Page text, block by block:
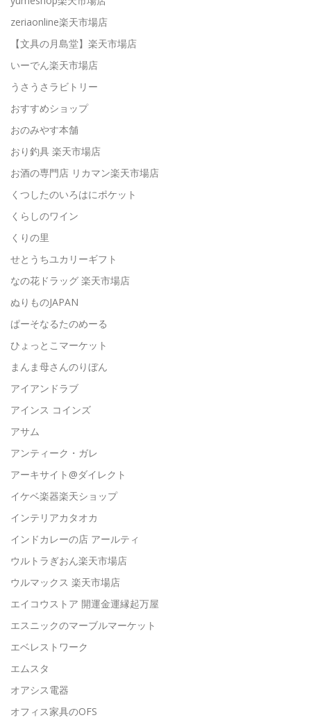
zeriaonline楽天市場店
【文具の月島堂】楽天市場店
いーでん楽天市場店
うさうさラビトリー
おすすめショップ
おのみやす本舗
おり釣具 楽天市場店
お酒の専門店 リカマン楽天市場店
くつしたのいろはにポケット
くらしのワイン
くりの里
せとうちユカリーギフト
なの花ドラッグ 楽天市場店
ぬりものJAPAN
ぱーそなるたのめーる
ひょっとこマーケット
まんま母さんのりぼん
アイアンドラブ
アインス コインズ
アサム
アンティーク・ガレ
アーキサイト@ダイレクト
イケベ楽器楽天ショップ
インテリアカタオカ
インドカレーの店 アールティ
ウルトラぎおん楽天市場店
ウルマックス 楽天市場店
エイコウストア 開運金運縁起万屋
エスニックのマーブルマーケット
エベレストワーク
エムスタ
オアシス電器
オフィス家具のOFS